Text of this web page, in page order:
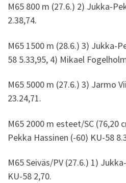
M65 800 m (27.6.) 2) Jukka-
2.38,74.
M65 1500 m (28.6.) 3) Jukka-
58 5.33,95, 4) Mikael
M65 5000 m (27.6.) 3) Jarmo
23.24,71.
M65 2000 m esteet/SC (76,20
Pekka Hassinen (-60) KU-58
M65 Seiväs/PV (27.6.) 1)
KU-58 2,70.